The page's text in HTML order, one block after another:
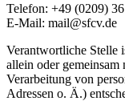
Telefon: +49 (0209)
E-Mail: mail@sfcv.de
Verantwortliche Stelle
allein oder
Verarbeitung von
Adressen o. Ä.)